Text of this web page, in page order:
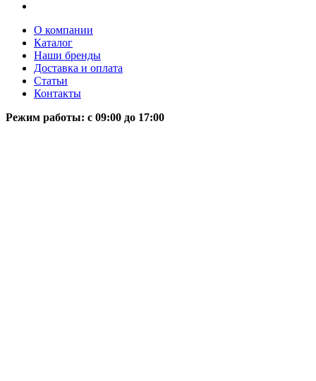
О компании
Каталог
Наши бренды
Доставка и оплата
Статьи
Контакты
Режим работы: c 09:00 до 17:00